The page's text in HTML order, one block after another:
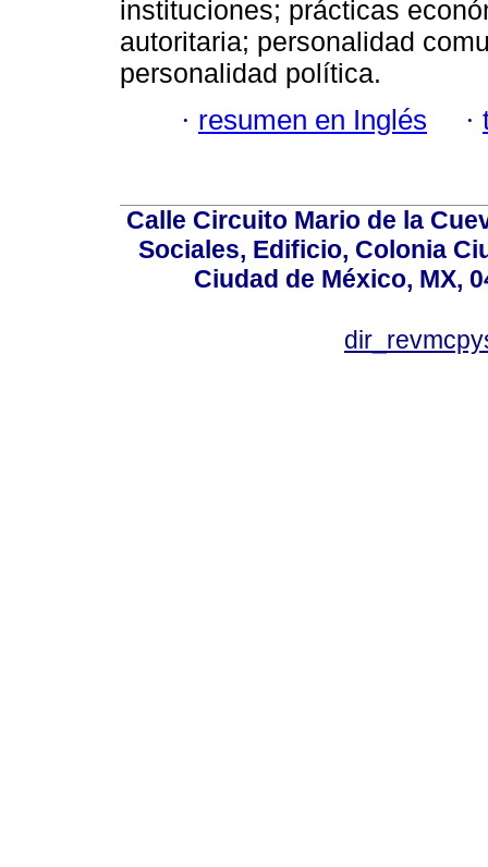
instituciones; prácticas
autoritaria; personalidad
personalidad política.
· resumen en Inglés ·
Calle Circuito Mario de la
Sociales, Edificio, Colonia
Ciudad de México, MX,